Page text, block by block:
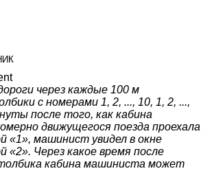
через каждые 100 м
с номерами 1, 2, ..., 10, 1, 2, ...,
после того, как кабина
движущегося поезда проехала
«1», машинист увидел в окне
«2». Через какое время после
кабина машиниста может